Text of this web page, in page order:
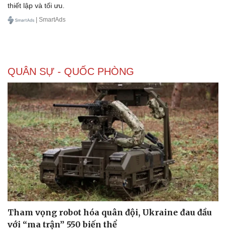
thiết lập và tối ưu.
| SmartAds
QUÂN SỰ - QUỐC PHÒNG
Tham vọng robot hóa quân đội, Ukraine đau đầu
với “ma trận” 550 biến thể